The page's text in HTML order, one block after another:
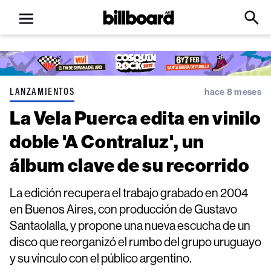
Open
menu
Billboard
Click
Input
LANZAMIENTOS hace 8 meses
La Vela Puerca edita en vinilo
doble 'A Contraluz', un
álbum clave de su recorrido
La edición recupera el trabajo grabado en 2004
en Buenos Aires, con producción de Gustavo
Santaolalla, y propone una nueva escucha de un
disco que reorganizó el rumbo del grupo uruguayo
y su vínculo con el público argentino.